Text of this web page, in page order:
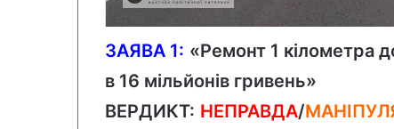
ЗАЯВА 1: «Ремонт 1 кілометра
в 16 мільйонів гривень»
ВЕРДИКТ: НЕПРАВДА/